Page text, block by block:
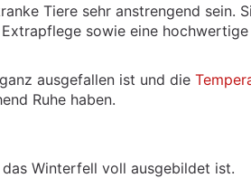
Tiere sehr anstrengend sein.
sowie eine hochwertige
ausgefallen ist und die
Ruhe haben.
Winterfell voll ausgebildet ist.